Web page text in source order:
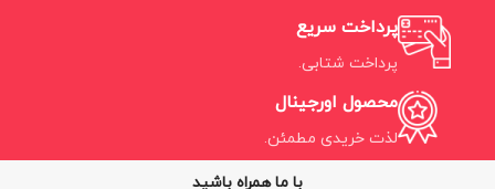
پرداخت سریع
پرداخت شتابی.
محصول اورجینال
لذت خریدی مطمئن.
با ما همراه باشید